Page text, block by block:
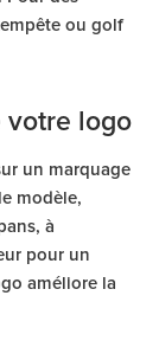
ou golf
votre logo
un marquage
modèle,
à
pour un
améliore la